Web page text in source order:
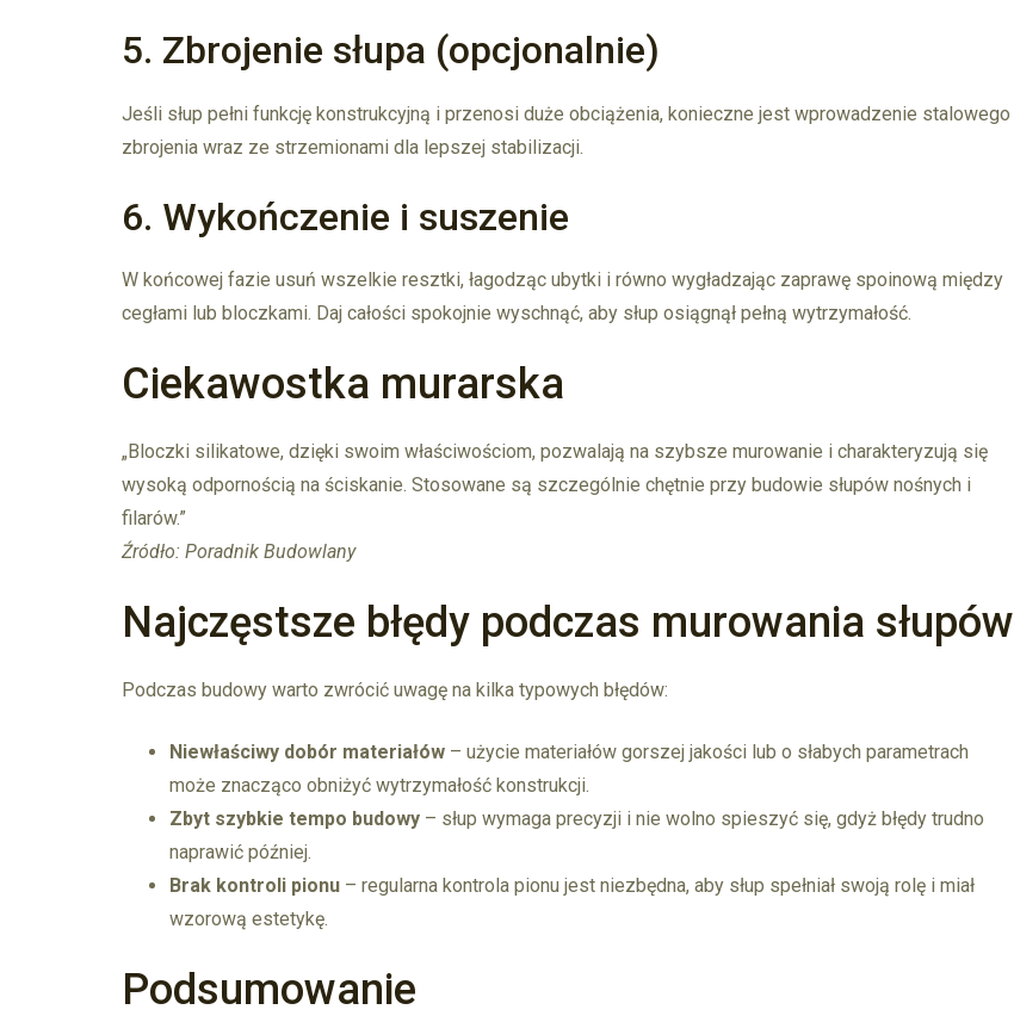
5. Zbrojenie słupa (opcjonalnie)
Jeśli słup pełni funkcję konstrukcyjną i przenosi duże obciążenia, konieczne jest wprowadzenie stalowego
zbrojenia wraz ze strzemionami dla lepszej stabilizacji.
6. Wykończenie i suszenie
W końcowej fazie usuń wszelkie resztki, łagodząc ubytki i równo wygładzając zaprawę spoinową między
cegłami lub bloczkami. Daj całości spokojnie wyschnąć, aby słup osiągnął pełną wytrzymałość.
Ciekawostka murarska
„Bloczki silikatowe, dzięki swoim właściwościom, pozwalają na szybsze murowanie i charakteryzują się
wysoką odpornością na ściskanie. Stosowane są szczególnie chętnie przy budowie słupów nośnych i
filarów.”
Źródło: Poradnik Budowlany
Najczęstsze błędy podczas murowania słupów
Podczas budowy warto zwrócić uwagę na kilka typowych błędów:
Niewłaściwy dobór materiałów – użycie materiałów gorszej jakości lub o słabych parametrach
może znacząco obniżyć wytrzymałość konstrukcji.
Zbyt szybkie tempo budowy – słup wymaga precyzji i nie wolno spieszyć się, gdyż błędy trudno
naprawić później.
Brak kontroli pionu – regularna kontrola pionu jest niezbędna, aby słup spełniał swoją rolę i miał
wzorową estetykę.
Podsumowanie